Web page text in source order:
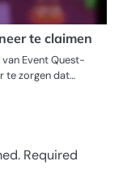
te claimen
Event Quest-
te zorgen dat…
Required